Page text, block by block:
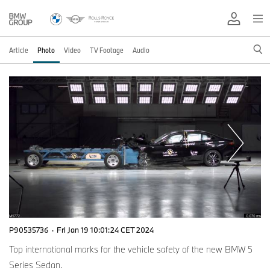
Article Photo Video TV Footage Audio
P90535736 · Fri Jan 19 10:01:24 CET 2024
Top international marks for the vehicle safety of the new BMW 5
Series Sedan.